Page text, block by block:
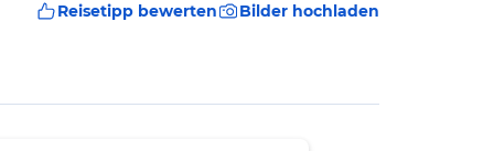
Reisetipp bewerten Bilder hochladen